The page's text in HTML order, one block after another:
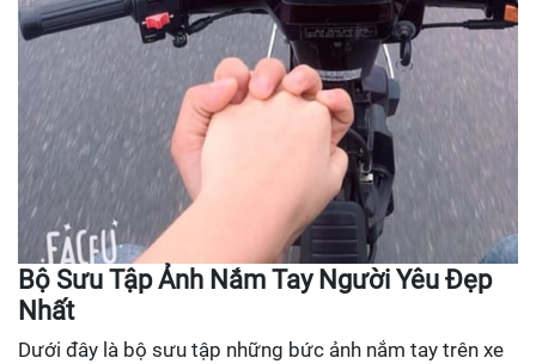
Bộ Sưu Tập Ảnh Nắm Tay Người Yêu Đẹp
Nhất
Dưới đây là bộ sưu tập những bức ảnh nắm tay trên xe